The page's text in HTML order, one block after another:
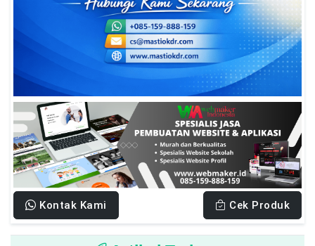
Kontak Kami Cek Produk